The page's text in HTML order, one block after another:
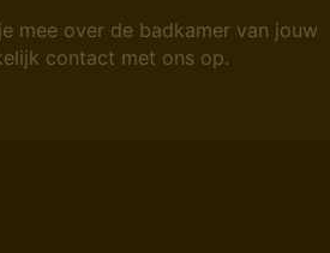
mee over de badkamer van jouw
contact met ons op.